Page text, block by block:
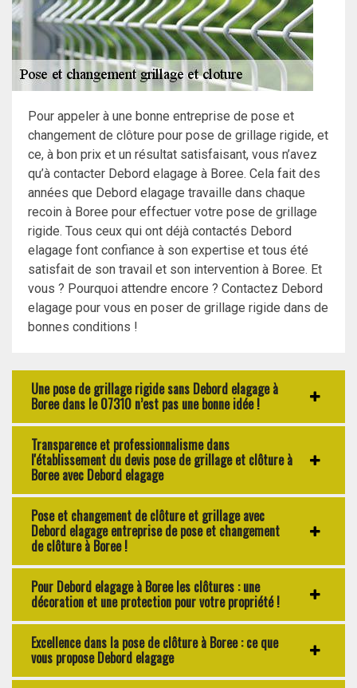
Pour appeler à une bonne entreprise de pose et
changement de clôture pour pose de grillage rigide, et
ce, à bon prix et un résultat satisfaisant, vous n’avez
qu’à contacter Debord elagage à Boree. Cela fait des
années que Debord elagage travaille dans chaque
recoin à Boree pour effectuer votre pose de grillage
rigide. Tous ceux qui ont déjà contactés Debord
elagage font confiance à son expertise et tous été
satisfait de son travail et son intervention à Boree. Et
vous ? Pourquoi attendre encore ? Contactez Debord
elagage pour vous en poser de grillage rigide dans de
bonnes conditions !
Une pose de grillage rigide sans Debord elagage à
Boree dans le 07310 n’est pas une bonne idée !
Transparence et professionnalisme dans
l'établissement du devis pose de grillage et clôture à
Boree avec Debord elagage
Pose et changement de clôture et grillage avec
Debord elagage entreprise de pose et changement
de clôture à Boree !
Pour Debord elagage à Boree les clôtures : une
décoration et une protection pour votre propriété !
Excellence dans la pose de clôture à Boree : ce que
vous propose Debord elagage